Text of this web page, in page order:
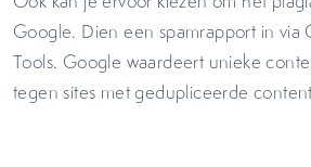
Google. Dien een spamrapport in via
Tools. Google waardeert unieke
tegen sites met gedupliceerde